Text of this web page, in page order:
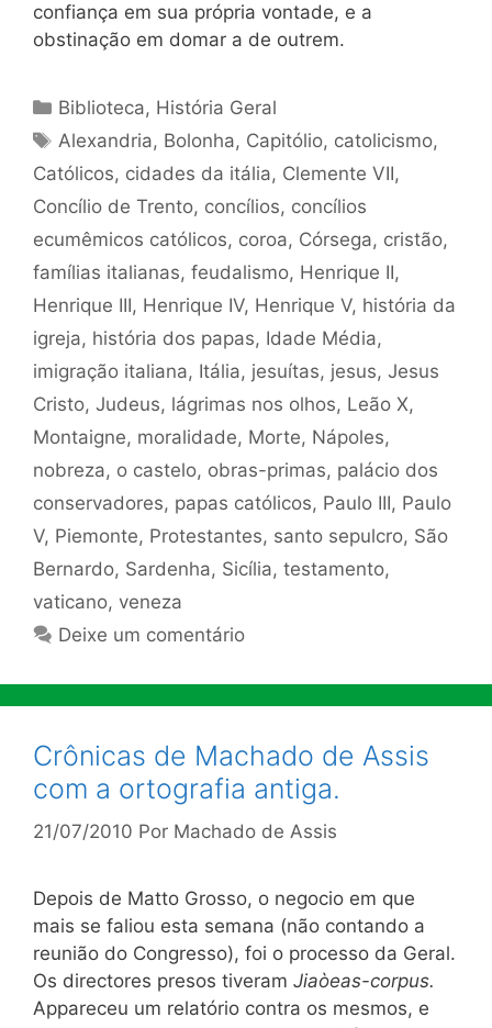
confiança em sua própria vontade, e a
obstinação em domar a de outrem.
Categorias
Biblioteca, História Geral
Tags
Alexandria, Bolonha, Capitólio, catolicismo,
Católicos, cidades da itália, Clemente VII,
Concílio de Trento, concílios, concílios
ecumêmicos católicos, coroa, Córsega, cristão,
famílias italianas, feudalismo, Henrique II,
Henrique III, Henrique IV, Henrique V, história da
igreja, história dos papas, Idade Média,
imigração italiana, Itália, jesuítas, jesus, Jesus
Cristo, Judeus, lágrimas nos olhos, Leão X,
Montaigne, moralidade, Morte, Nápoles,
nobreza, o castelo, obras-primas, palácio dos
conservadores, papas católicos, Paulo III, Paulo
V, Piemonte, Protestantes, santo sepulcro, São
Bernardo, Sardenha, Sicília, testamento,
vaticano, veneza
Deixe um comentário
Crônicas de Machado de Assis
com a ortografia antiga.
21/07/2010 Por Machado de Assis
Depois de Matto Grosso, o negocio em que
mais se faliou esta semana (não contando a
reunião do Congresso), foi o processo da Geral.
Os directores presos tiveram Jiaòeas-corpus.
Appareceu um relatório contra os mesmos, e